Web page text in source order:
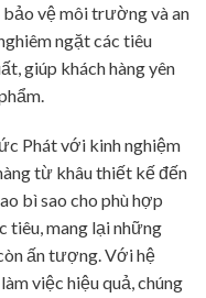
vệ môi trường và an
ngặt các tiêu
giúp khách hàng yên
Phát với kinh nghiệm
từ khâu thiết kế đến
bì sao cho phù hợp
tiêu, mang lại những
ấn tượng. Với hệ
việc hiệu quả, chúng